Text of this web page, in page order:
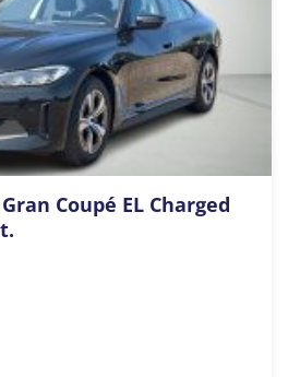
Coupé EL Charged